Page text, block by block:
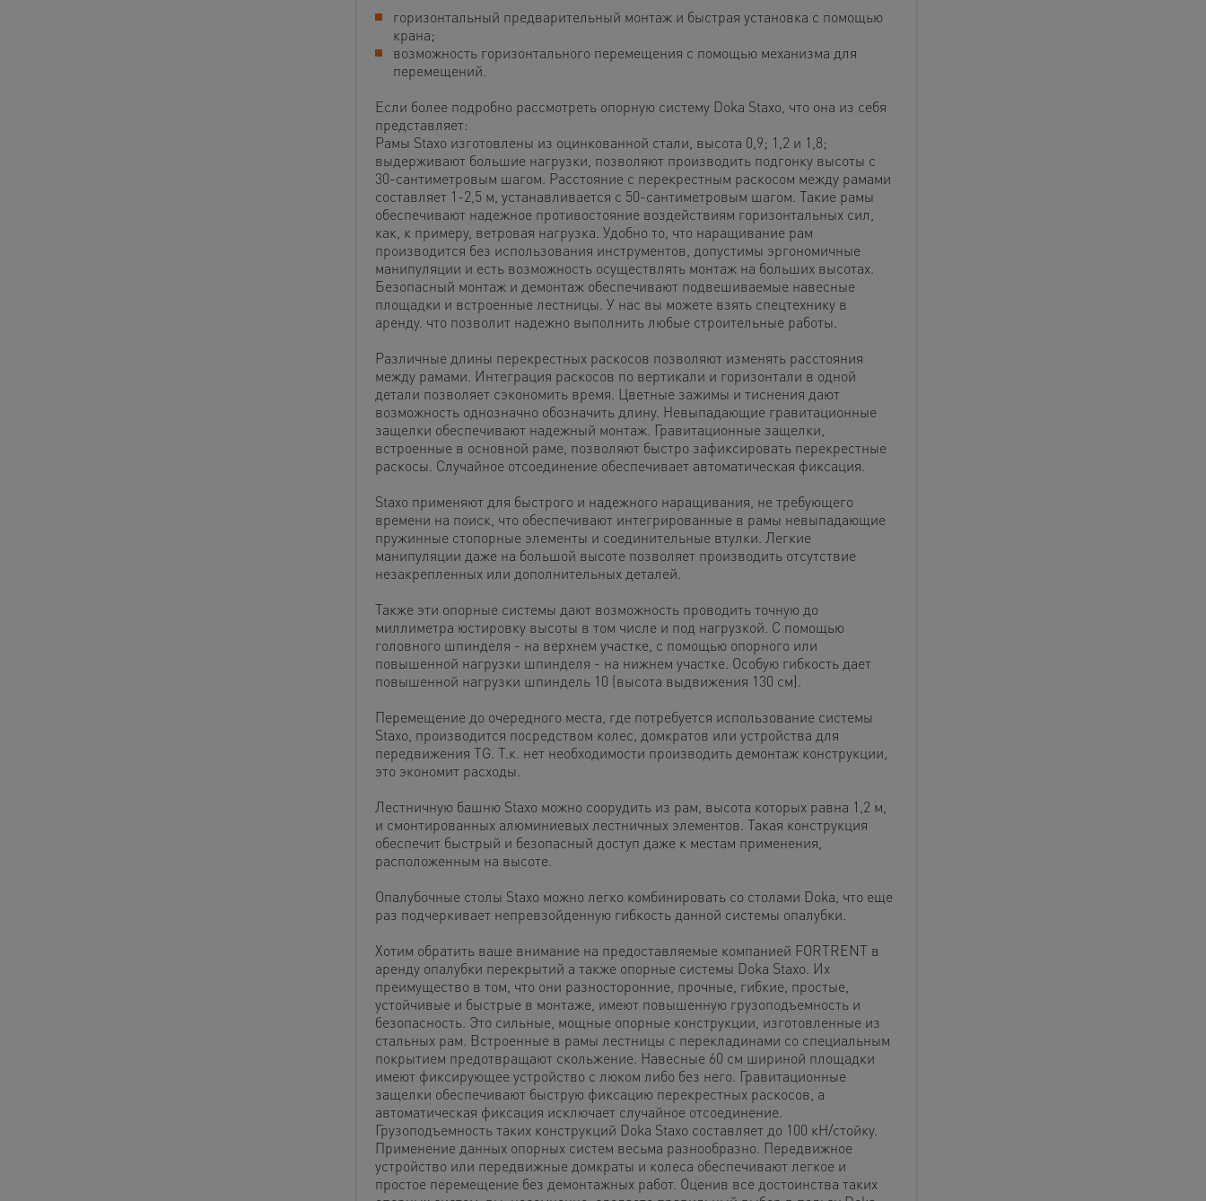
горизонтальный предварительный монтаж и быстрая установка с помощью
крана;
возможность горизонтального перемещения с помощью механизма для
перемещений.
Если более подробно рассмотреть опорную систему Doka Staxo, что она из себя
представляет:
Рамы Staxo изготовлены из оцинкованной стали, высота 0,9; 1,2 и 1,8;
выдерживают большие нагрузки, позволяют производить подгонку высоты с
30-сантиметровым шагом. Расстояние с перекрестным раскосом между рамами
составляет 1-2,5 м, устанавливается с 50-сантиметровым шагом. Такие рамы
обеспечивают надежное противостояние воздействиям горизонтальных сил,
как, к примеру, ветровая нагрузка. Удобно то, что наращивание рам
производится без использования инструментов, допустимы эргономичные
манипуляции и есть возможность осуществлять монтаж на больших высотах.
Безопасный монтаж и демонтаж обеспечивают подвешиваемые навесные
площадки и встроенные лестницы. У нас вы можете взять спецтехнику в
аренду. что позволит надежно выполнить любые строительные работы.
Различные длины перекрестных раскосов позволяют изменять расстояния
между рамами. Интеграция раскосов по вертикали и горизонтали в одной
детали позволяет сэкономить время. Цветные зажимы и тиснения дают
возможность однозначно обозначить длину. Невыпадающие гравитационные
защелки обеспечивают надежный монтаж. Гравитационные защелки,
встроенные в основной раме, позволяют быстро зафиксировать перекрестные
раскосы. Случайное отсоединение обеспечивает автоматическая фиксация.
Staxo применяют для быстрого и надежного наращивания, не требующего
времени на поиск, что обеспечивают интегрированные в рамы невыпадающие
пружинные стопорные элементы и соединительные втулки. Легкие
манипуляции даже на большой высоте позволяет производить отсутствие
незакрепленных или дополнительных деталей.
Также эти опорные системы дают возможность проводить точную до
миллиметра юстировку высоты в том числе и под нагрузкой. С помощью
головного шпинделя - на верхнем участке, с помощью опорного или
повышенной нагрузки шпинделя - на нижнем участке. Особую гибкость дает
повышенной нагрузки шпиндель 10 (высота выдвижения 130 см).
Перемещение до очередного места, где потребуется использование системы
Staxo, производится посредством колес, домкратов или устройства для
передвижения TG. Т.к. нет необходимости производить демонтаж конструкции,
это экономит расходы.
Лестничную башню Staxo можно соорудить из рам, высота которых равна 1,2 м,
и смонтированных алюминиевых лестничных элементов. Такая конструкция
обеспечит быстрый и безопасный доступ даже к местам применения,
расположенным на высоте.
Опалубочные столы Staxo можно легко комбинировать со столами Doka, что еще
раз подчеркивает непревзойденную гибкость данной системы опалубки.
Хотим обратить ваше внимание на предоставляемые компанией FORTRENT в
аренду опалубки перекрытий а также опорные системы Doka Staxo. Их
преимущество в том, что они разносторонние, прочные, гибкие, простые,
устойчивые и быстрые в монтаже, имеют повышенную грузоподъемность и
безопасность. Это сильные, мощные опорные конструкции, изготовленные из
стальных рам. Встроенные в рамы лестницы с перекладинами со специальным
покрытием предотвращают скольжение. Навесные 60 см шириной площадки
имеют фиксирующее устройство с люком либо без него. Гравитационные
защелки обеспечивают быструю фиксацию перекрестных раскосов, а
автоматическая фиксация исключает случайное отсоединение.
Грузоподъемность таких конструкций Doka Staxo составляет до 100 кН/стойку.
Применение данных опорных систем весьма разнообразно. Передвижное
устройство или передвижные домкраты и колеса обеспечивают легкое и
простое перемещение без демонтажных работ. Оценив все достоинства таких